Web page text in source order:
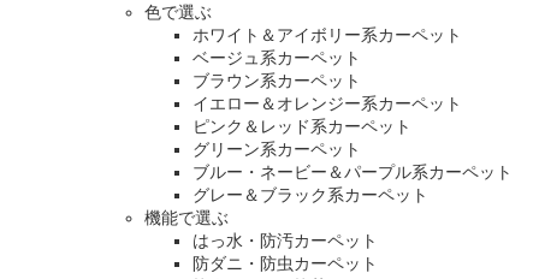
色で選ぶ
ホワイト＆アイボリー系カーペット
ベージュ系カーペット
ブラウン系カーペット
イエロー＆オレンジー系カーペット
ピンク＆レッド系カーペット
グリーン系カーペット
ブルー・ネービー＆パープル系カーペット
グレー＆ブラック系カーペット
機能で選ぶ
はっ水・防汚カーペット
防ダニ・防虫カーペット